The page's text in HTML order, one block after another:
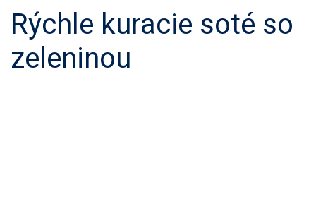
Rýchle kuracie soté so
zeleninou